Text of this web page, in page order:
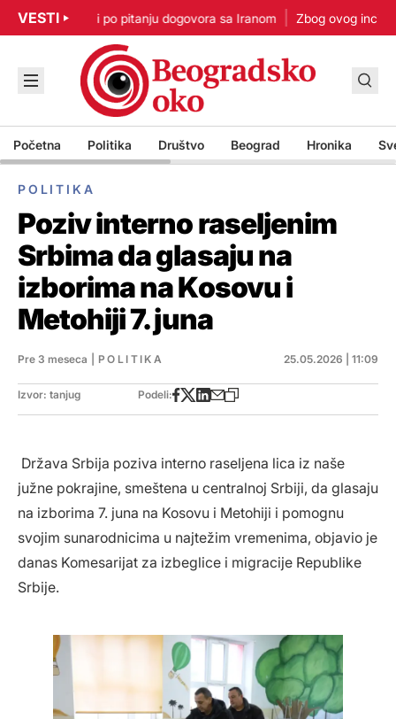
VESTI
Nisam u žurbi po pitanju dogovora sa Iranom Zbog ovog
Početna Politika Društvo Beograd Hronika
POLITIKA
Poziv interno raseljenim
Srbima da glasaju na
izborima na Kosovu i
Metohiji 7. juna
Pre 3 meseca POLITIKA 25.05.2026 | 11:09
Izvor: tanjug Podeli:
Država Srbija poziva interno raseljena lica iz naše
južne pokrajine, smeštena u centralnoj Srbiji, da glasaju
na izborima 7. juna na Kosovu i Metohiji i pomognu
svojim sunarodnicima u najtežim vremenima, objavio je
danas Komesarijat za izbeglice i migracije Republike
Srbije.